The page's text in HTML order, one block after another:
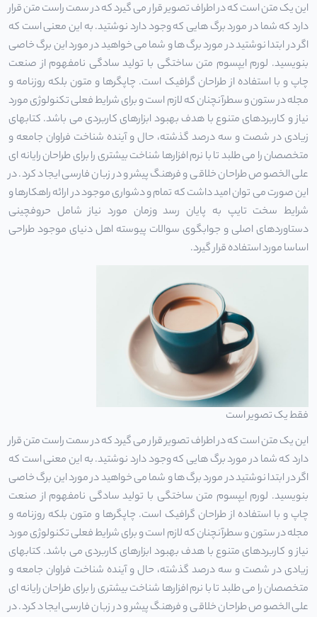
این یک متن است که در اطراف تصویر قرار می گیرد که در سمت راست متن قرار
دارد که شما در مورد برگ هایی که وجود دارد نوشتید. به این معنی است که
اگر در ابتدا نوشتید در مورد برگ ها و شما می خواهید در مورد این برگ خاصی
بنویسید. لورم ایپسوم متن ساختگی با تولید سادگی نامفهوم از صنعت
چاپ و با استفاده از طراحان گرافیک است. چاپگرها و متون بلکه روزنامه و
مجله در ستون و سطرآنچنان که لازم است و برای شرایط فعلی تکنولوژی مورد
نیاز و کاربردهای متنوع با هدف بهبود ابزارهای کاربردی می باشد. کتابهای
زیادی در شصت و سه درصد گذشته، حال و آینده شناخت فراوان جامعه و
متخصصان را می طلبد تا با نرم افزارها شناخت بیشتری را برای طراحان رایانه ای
علی الخصوص طراحان خلاقی و فرهنگ پیشرو در زبان فارسی ایجاد کرد. در
این صورت می توان امید داشت که تمام و دشواری موجود در ارائه راهکارها و
شرایط سخت تایپ به پایان رسد وزمان مورد نیاز شامل حروفچینی
دستاوردهای اصلی و جوابگوی سوالات پیوسته اهل دنیای موجود طراحی
اساسا مورد استفاده قرار گیرد.
فقط یک تصویر است
این یک متن است که در اطراف تصویر قرار می گیرد که در سمت راست متن قرار
دارد که شما در مورد برگ هایی که وجود دارد نوشتید. به این معنی است که
اگر در ابتدا نوشتید در مورد برگ ها و شما می خواهید در مورد این برگ خاصی
بنویسید. لورم ایپسوم متن ساختگی با تولید سادگی نامفهوم از صنعت
چاپ و با استفاده از طراحان گرافیک است. چاپگرها و متون بلکه روزنامه و
مجله در ستون و سطرآنچنان که لازم است و برای شرایط فعلی تکنولوژی مورد
نیاز و کاربردهای متنوع با هدف بهبود ابزارهای کاربردی می باشد. کتابهای
زیادی در شصت و سه درصد گذشته، حال و آینده شناخت فراوان جامعه و
متخصصان را می طلبد تا با نرم افزارها شناخت بیشتری را برای طراحان رایانه ای
علی الخصوص طراحان خلاقی و فرهنگ پیشرو در زبان فارسی ایجاد کرد. در